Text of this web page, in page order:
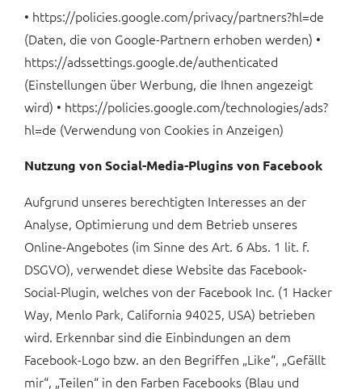
• https://policies.google.com/privacy/partners?hl=de
(Daten, die von Google-Partnern erhoben werden) •
https://adssettings.google.de/authenticated
(Einstellungen über Werbung, die Ihnen angezeigt
wird) • https://policies.google.com/technologies/ads?
hl=de (Verwendung von Cookies in Anzeigen)
Nutzung von Social-Media-Plugins von Facebook
Aufgrund unseres berechtigten Interesses an der
Analyse, Optimierung und dem Betrieb unseres
Online-Angebotes (im Sinne des Art. 6 Abs. 1 lit. f.
DSGVO), verwendet diese Website das Facebook-
Social-Plugin, welches von der Facebook Inc. (1 Hacker
Way, Menlo Park, California 94025, USA) betrieben
wird. Erkennbar sind die Einbindungen an dem
Facebook-Logo bzw. an den Begriffen „Like“, „Gefällt
mir“, „Teilen“ in den Farben Facebooks (Blau und